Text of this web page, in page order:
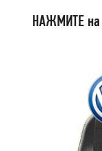
НАЖМИТЕ на